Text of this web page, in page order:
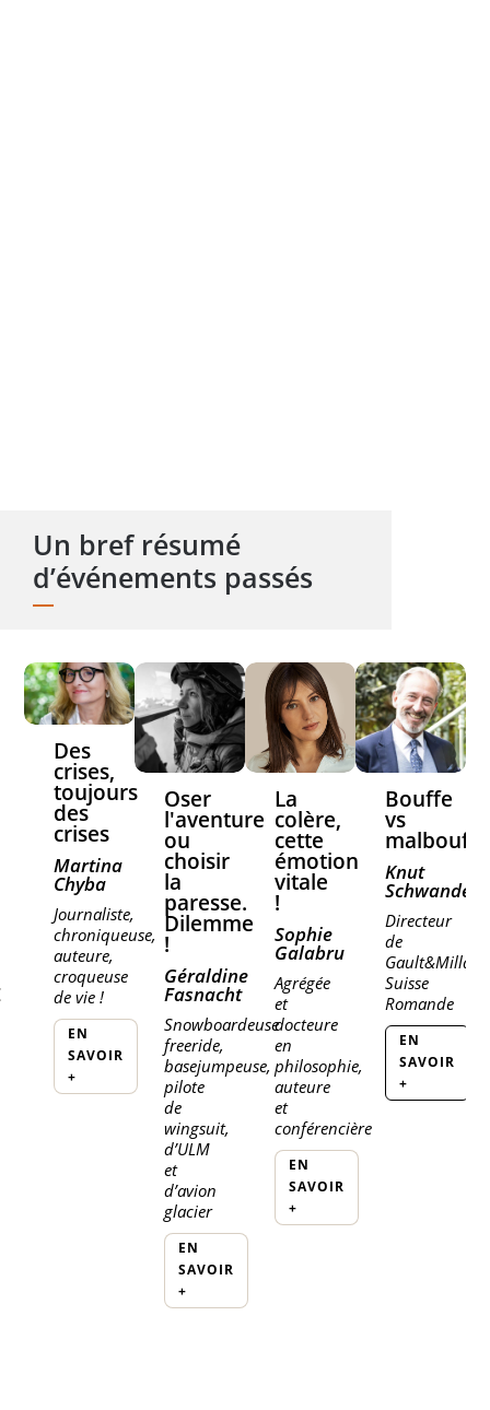
Un bref résumé
d’événements passés
Des
crises,
toujours
des
crises
Martina
Chyba
Journaliste,
chroniqueuse,
auteure,
croqueuse
de vie !
EN
SAVOIR
+
Oser
l'aventure
ou
choisir
la
paresse.
Dilemme
!
Géraldine
Fasnacht
Snowboardeuse
freeride,
basejumpeuse,
pilote
de
wingsuit,
d’ULM
et
d’avion
glacier
EN
SAVOIR
+
La
colère,
cette
émotion
vitale
!
Sophie
Galabru
Agrégée
et
docteure
en
philosophie,
auteure
et
conférencière
EN
SAVOIR
+
Bouffe
vs
malbouffe
Knut
Schwander
Directeur
de
Gault&Millau
Suisse
Romande
EN
SAVOIR
+